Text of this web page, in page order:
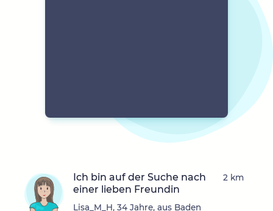
Ich bin auf der Suche nach
einer lieben Freundin
Lisa_M_H, 34 Jahre, aus Baden
2 km